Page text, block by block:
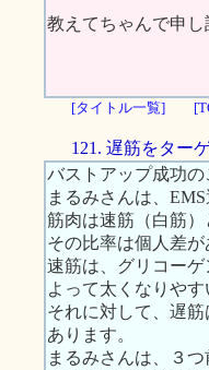
教えてちゃんで申
[タイトル一覧]
121. 遅筋をター
バストアップ成功
まるみさんは、
筋肉は速筋（白筋
その比率は個人差が
速筋は、グリコー
よって太くなりやす
それに対して、遅
あります。
まるみさんは、３